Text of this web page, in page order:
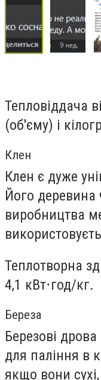
Тепловіддача
(об'єму) і
Клен
Клен є дуже
Його деревина
виробництва
Теплотворна
4,1 кВт⋅год/кг.
Береза
Березові
для паління в
якщо вони